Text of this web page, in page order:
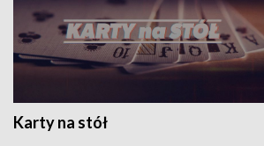
Karty na stół